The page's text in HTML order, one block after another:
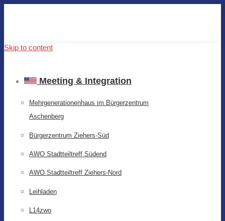
Skip to content
Meeting & Integration
Mehrgenerationenhaus im Bürgerzentrum
Aschenberg
Bürgerzentrum Ziehers-Süd
AWO Stadtteiltreff Südend
AWO Stadtteiltreff Ziehers-Nord
Leihladen
L14zwo